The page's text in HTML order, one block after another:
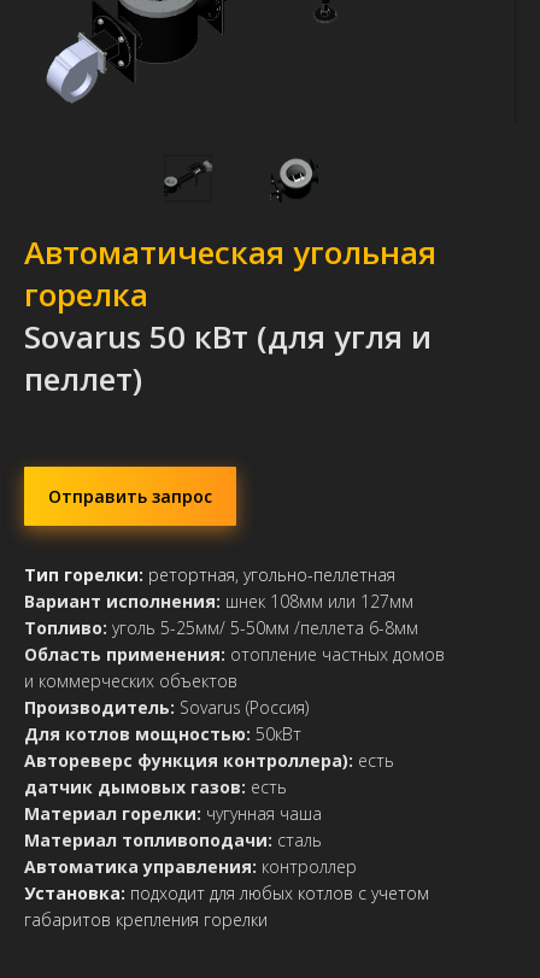
Автоматическая угольная
горелка
Sovarus 50 кВт (для угля и
пеллет)
Отправить запрос
Тип горелки: ретортная, угольно-пеллетная
Вариант исполнения: шнек 108мм или 127мм
Топливо: уголь 5-25мм/ 5-50мм /пеллета 6-8мм
Область применения: отопление частных домов
и коммерческих объектов
Производитель: Sovarus (Россия)
Для котлов мощностью: 50кВт
Автореверс функция контроллера): есть
датчик дымовых газов: есть
Материал горелки: чугунная чаша
Материал топливоподачи: сталь
Автоматика управления: контроллер
Установка: подходит для любых котлов с учетом
габаритов крепления горелки